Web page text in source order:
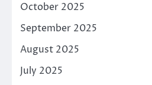
October 2025
September 2025
August 2025
July 2025